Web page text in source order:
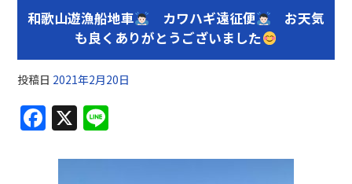
和歌山遊漁船地車 カワハギ遠征便
お天気
も良くありがとうございました
投稿日 2021年2月20日
F
c
X
e